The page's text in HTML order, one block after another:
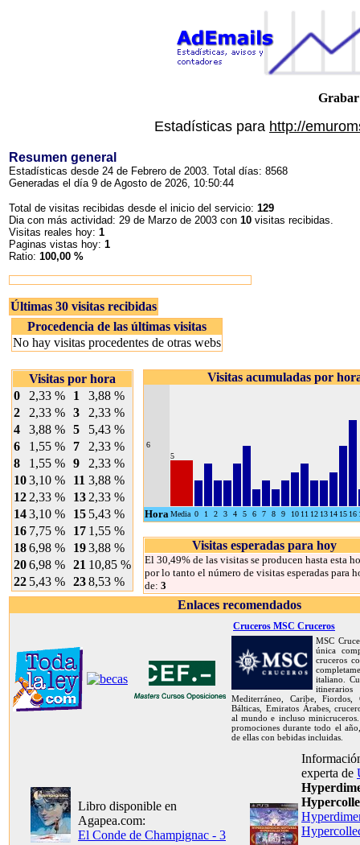
Grabar
Estadísticas para http://
Resumen general
Estadísticas desde 24 de Febrero de 2003. Total días: 8568
Generadas el día 9 de Agosto de 2026, 10:50:44
Total de visitas recibidas desde el inicio del servicio: 129
Dia con más actividad: 29 de Marzo de 2003 con 10 visitas recibidas.
Visitas reales hoy: 1
Paginas vistas hoy: 1
Ratio: 100,00 %
Últimas 30 visitas recibidas
Procedencia de las últimas visitas
No hay visitas procedentes de otras webs
Visitas por hora
0
2,33 % 1
3,88 %
2
2,33 % 3
2,33 %
4
3,88 % 5
5,43 %
6
1,55 % 7
2,33 %
8
1,55 % 9
2,33 %
103,10 % 11 3,88 %
12 2,33 % 13 2,33 %
143,10 % 15 5,43 %
16 7,75 % 17 1,55 %
186,98 % 193,88 %
206,98 % 21 10,85 %
22 5,43 % 238,53 %
Visitas acumuladas por
6
5
HoraMedia 0 1 2 3 4 5 6 7 8 9 10 11 12 13 14 15 16
Visitas esperadas para hoy
El 30,49% de las visitas se producen hasta esta
por lo tanto el número de visitas esperadas para
de: 3
Enlaces recomendados
Cruceros MSC Cruceros
MSC
única
cruceros
italiano.
Mediterráneo, Caribe, Fiordos,
Bálticas, Emiratos Árabes,
al mundo e incluso
promociones durante todo el
de ellas con bebidas incluidas.
Libro disponible en
Agapea.com:
El Conde de Champignac - 3
experta de